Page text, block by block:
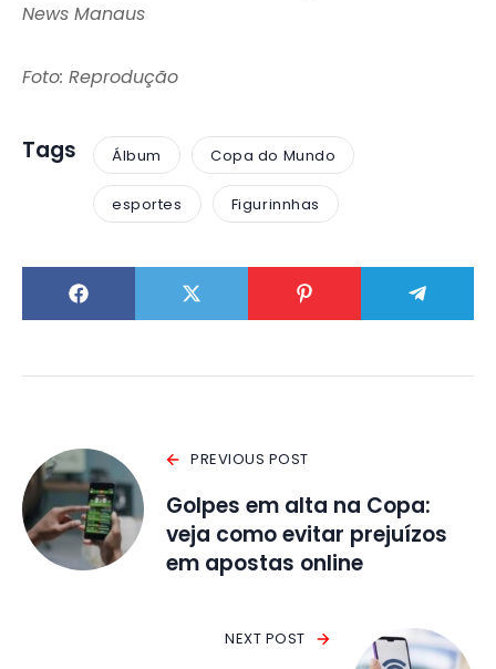
News Manaus
Foto: Reprodução
Tags Álbum Copa do Mundo
esportes Figurinnhas
PREVIOUS POST
Golpes em alta na Copa:
veja como evitar prejuízos
em apostas online
NEXT POST